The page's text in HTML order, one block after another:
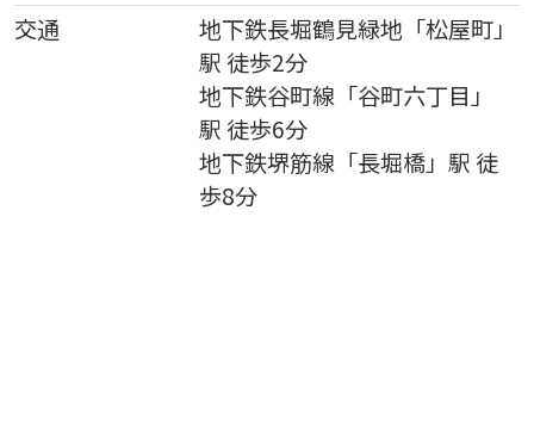
交通
地下鉄長堀鶴見緑地 「松屋町」
駅 徒歩2分
地下鉄谷町線「谷町六丁目」
駅 徒歩6分
地下鉄堺筋線「長堀橋」駅 徒
歩8分